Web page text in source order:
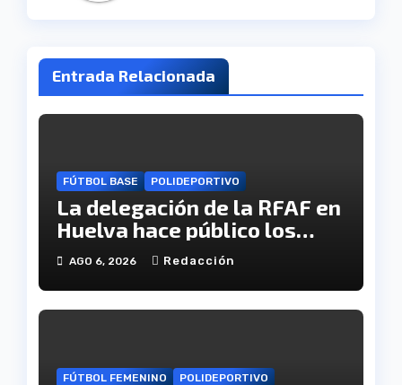
Entrada Relacionada
FÚTBOL BASE POLIDEPORTIVO
La delegación de la RFAF en
Huelva hace público los
calendarios de la categoría
juvenil
AGO 6, 2026 Redacción
FÚTBOL FEMENINO POLIDEPORTIVO